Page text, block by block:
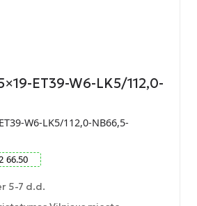
ET39-W6-LK5/112,0-
W6-LK5/112,0-NB66,5-
66.50
5-7 d.d.